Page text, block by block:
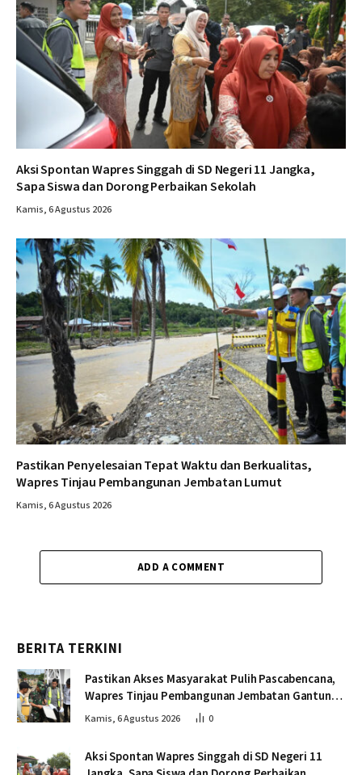
Aksi Spontan Wapres Singgah di SD Negeri 11 Jangka,
Sapa Siswa dan Dorong Perbaikan Sekolah
Kamis, 6 Agustus 2026
Pastikan Penyelesaian Tepat Waktu dan Berkualitas,
Wapres Tinjau Pembangunan Jembatan Lumut
Kamis, 6 Agustus 2026
ADD A COMMENT
BERITA TERKINI
Pastikan Akses Masyarakat Pulih Pascabencana,
Wapres Tinjau Pembangunan Jembatan Gantung
Kendawi
Kamis, 6 Agustus 2026 0
Aksi Spontan Wapres Singgah di SD Negeri 11